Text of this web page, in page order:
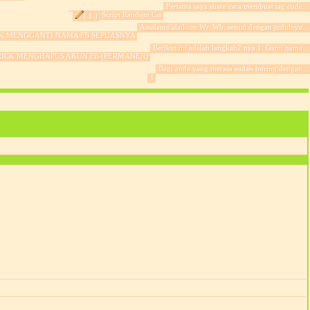
Pertama saya share cara membuat tag code...
Script Random Css
( 1 )
Assalamu'alaikum Wr. Wb. sesuai dengan judulnya...
MENGGANTI NAMA FB SEPUASNYA
Berikut ini adalah langkah2 nya 1. Ganti nama...
MENGHAPUS AKUN FB (PERMANEN)
Bagi anda yang merasa sudah boring dengan...
1